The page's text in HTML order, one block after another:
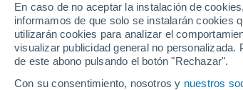
En caso de no aceptar la instalación de
informamos de que solo se instalarán cookies
utilizarán cookies para analizar el
visualizar publicidad general no
de este abono pulsando el botón "Rechazar".
Con su consentimiento, nosotros y nuestros
ECMWF América Sur -
Lat(+10..-30)
ECMWF América Sur -